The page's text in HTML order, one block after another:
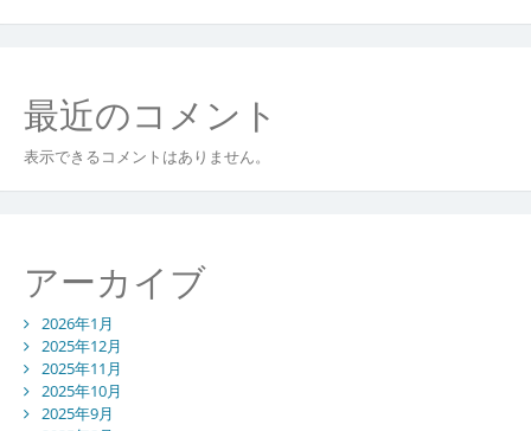
最近のコメント
表示できるコメントはありません。
アーカイブ
2026年1月
2025年12月
2025年11月
2025年10月
2025年9月